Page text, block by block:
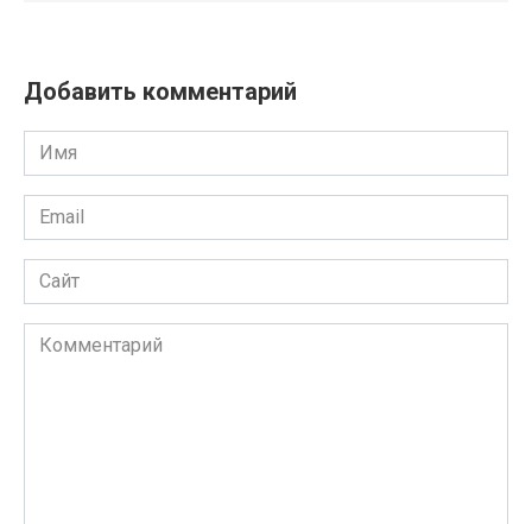
Добавить комментарий
Имя
Email
Сайт
Комментарий